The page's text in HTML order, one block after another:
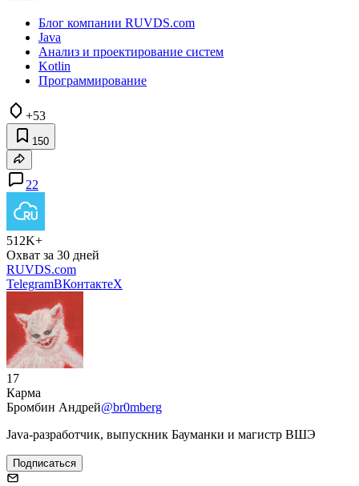
Блог компании RUVDS.com
Java
Анализ и проектирование систем
Kotlin
Программирование
+53
150
22
512K+
Охват за 30 дней
RUVDS.com
TelegramВКонтактеX
17
Карма
Бромбин Андрей@br0mberg
Java-разработчик, выпускник Бауманки и магистр ВШЭ
Подписаться